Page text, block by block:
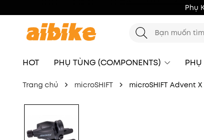
Phụ
HOT PHỤ TÙNG (COMPONENTS) PHỤ
Trang chủ microSHIFT microSHIFT Advent